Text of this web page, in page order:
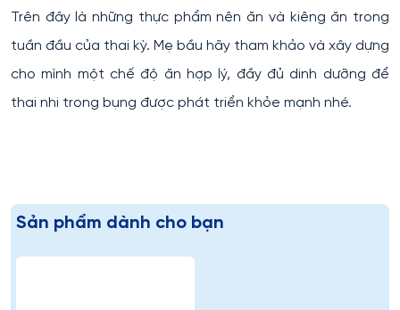
Trên đây là những thực phẩm nên ăn và kiêng ăn trong
tuần đầu của thai kỳ. Mẹ bầu hãy tham khảo và xây dựng
cho mình một chế độ ăn hợp lý, đầy đủ dinh dưỡng để
thai nhi trong bụng được phát triển khỏe mạnh nhé.
Sản phẩm dành cho bạn